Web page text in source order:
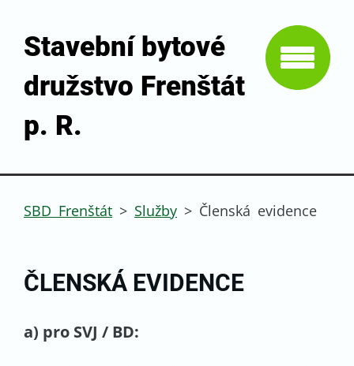
Stavební bytové
družstvo Frenštát
p. R.
SBD Frenštát > Služby > Členská evidence
ČLENSKÁ EVIDENCE
a) pro SVJ / BD: